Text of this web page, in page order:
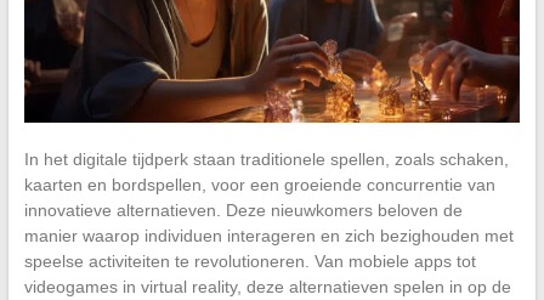
In het digitale tijdperk staan traditionele spellen, zoals schaken,
kaarten en bordspellen, voor een groeiende concurrentie van
innovatieve alternatieven. Deze nieuwkomers beloven de
manier waarop individuen interageren en zich bezighouden met
speelse activiteiten te revolutioneren. Van mobiele apps tot
videogames in virtual reality, deze alternatieven spelen in op de